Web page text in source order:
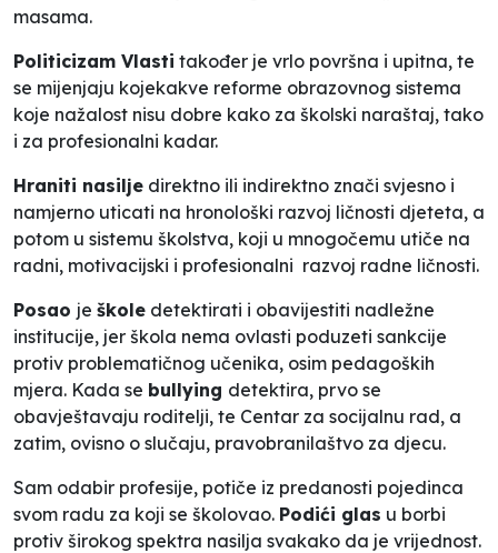
masama.
Politicizam Vlasti također je vrlo površna i upitna, te
se mijenjaju kojekakve reforme obrazovnog sistema
koje nažalost nisu dobre kako za školski naraštaj, tako
i za profesionalni kadar.
Hraniti nasilje direktno ili indirektno znači svjesno i
namjerno uticati na hronološki razvoj ličnosti djeteta, a
potom u sistemu školstva, koji u mnogočemu utiče na
radni, motivacijski i profesionalni razvoj radne ličnosti.
Posao je škole detektirati i obavijestiti nadležne
institucije, jer škola nema ovlasti poduzeti sankcije
protiv problematičnog učenika, osim pedagoških
mjera. Kada se bullying detektira, prvo se
obavještavaju roditelji, te Centar za socijalnu rad, a
zatim, ovisno o slučaju, pravobranilaštvo za djecu.
Sam odabir profesije, potiče iz predanosti pojedinca
svom radu za koji se školovao. Podići glas u borbi
protiv širokog spektra nasilja svakako da je vrijednost.